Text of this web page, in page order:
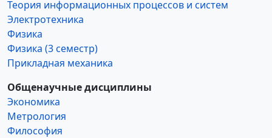
Теория информационных процессов и систем
Электротехника
Физика
Физика (3 семестр)
Прикладная механика
Общенаучные дисциплины
Экономика
Метрология
Философия